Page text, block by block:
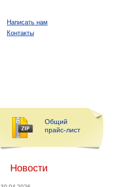
Написать нам
Контакты
Общий
прайс-лист
Новости